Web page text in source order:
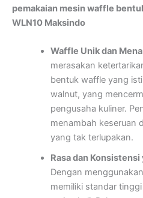
pemakaian mesin waffle
WLN10 Maksindo
Waffle Unik dan
merasakan
bentuk waffle yang
walnut, yang
pengusaha kuliner.
menambah keseruan
yang tak terlupakan.
Rasa dan
Dengan
memiliki standar